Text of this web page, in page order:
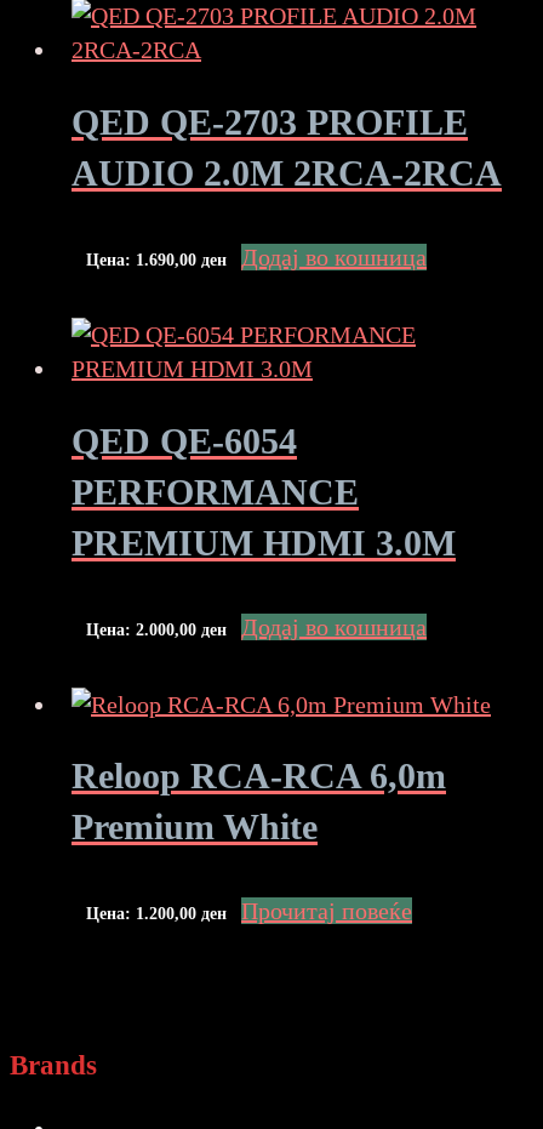
QED QE-2703 PROFILE
AUDIO 2.0M 2RCA-2RCA
Цена: 1.690,00 ден Додај во кошница
QED QE-6054
PERFORMANCE
PREMIUM HDMI 3.0M
Цена: 2.000,00 ден Додај во кошница
Reloop RCA-RCA 6,0m
Premium White
Цена: 1.200,00 ден Прочитај повеќе
Brands